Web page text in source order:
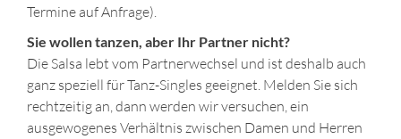
Termine auf Anfrage).
Sie wollen tanzen, aber Ihr Partner nicht?
Die Salsa lebt vom Partnerwechsel und ist deshalb auch
ganz speziell für Tanz-Singles geeignet. Melden Sie sich
rechtzeitig an, dann werden wir versuchen, ein
ausgewogenes Verhältnis zwischen Damen und Herren